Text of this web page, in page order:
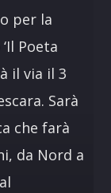
per la
Poeta
il via il 3
Sarà
che farà
da Nord a